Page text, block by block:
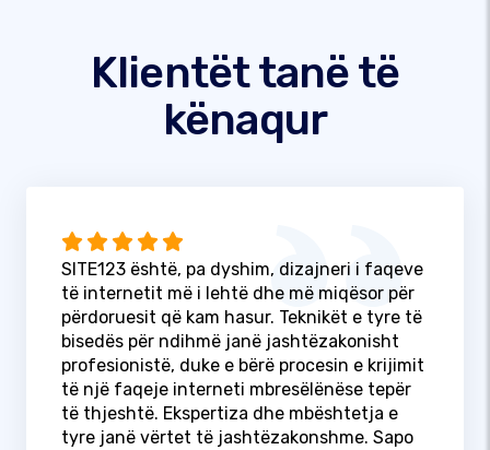
Klientët tanë të
kënaqur
SITE123 është, pa dyshim, dizajneri i faqeve
të internetit më i lehtë dhe më miqësor për
përdoruesit që kam hasur. Teknikët e tyre të
bisedës për ndihmë janë jashtëzakonisht
profesionistë, duke e bërë procesin e krijimit
të një faqeje interneti mbresëlënëse tepër
të thjeshtë. Ekspertiza dhe mbështetja e
tyre janë vërtet të jashtëzakonshme. Sapo